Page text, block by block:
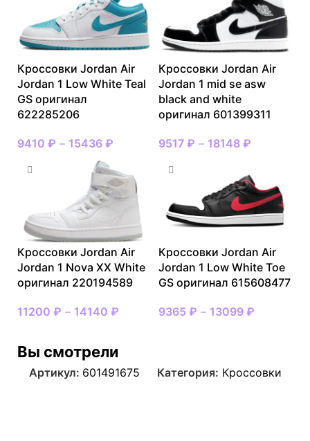
Кроссовки Jordan Air
Jordan 1 Low White Teal
GS оригинал
622285206
9410 ₽ – 15436 ₽
Кроссовки Jordan Air
Jordan 1 mid se asw
black and white
оригинал 601399311
9517 ₽ – 18148 ₽
Кроссовки Jordan Air
Jordan 1 Nova XX White
оригинал 220194589
11200 ₽ – 14140 ₽
Кроссовки Jordan Air
Jordan 1 Low White Toe
GS оригинал 615608477
9365 ₽ – 13099 ₽
Вы смотрели
Артикул: 601491675 Категория: Кроссовки